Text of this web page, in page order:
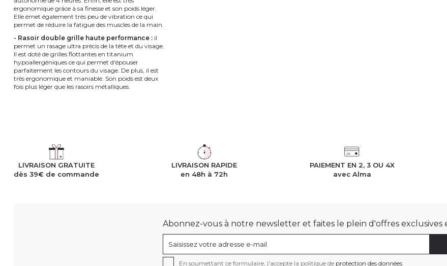
ergonomique grâce à sa finesse et son poids léger.
Elle émet également très peu de vibration ce qui
permet de réduire la fatigue des muscles de la main.
- Rasoir double grille haute performance : il
permet un rasage ultra précis de la tête et du visage.
Il est doté de grilles flottantes en titanium
hypoallergéniques ce qui permet d'épouser
parfaitement les contours du visage. De plus, il est
très ergonomique et maniable. Son poids est deux
fois plus léger que les rasoirs métalliques.
LIVRAISON GRATUITE
dès 39€ de commande
LIVRAISON RAPIDE
en 48h à 72h
PAIEMENT EN 2, 3 OU 4X
avec Alma
Abonnez-vous à notre newsletter et faites le plein d'offres exclusives
En soumettant ce formulaire, j'accepte la politique de protection des données